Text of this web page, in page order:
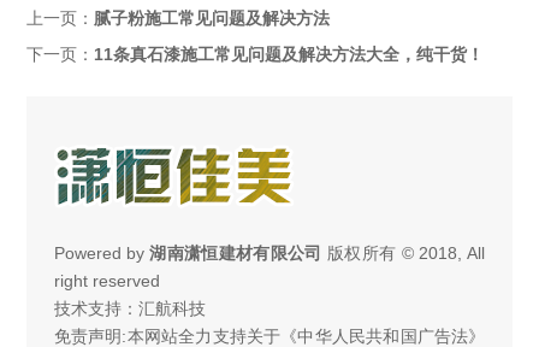
上一页： 腻子粉施工常见问题及解决方法
下一页： 11条真石漆施工常见问题及解决方法大全，纯干货！
Powered by湖南潇恒建材有限公司 版权所有 © 2018, All
right reserved
技术支持：汇航科技
免责声明:本网站全力支持关于《中华人民共和国广告法》